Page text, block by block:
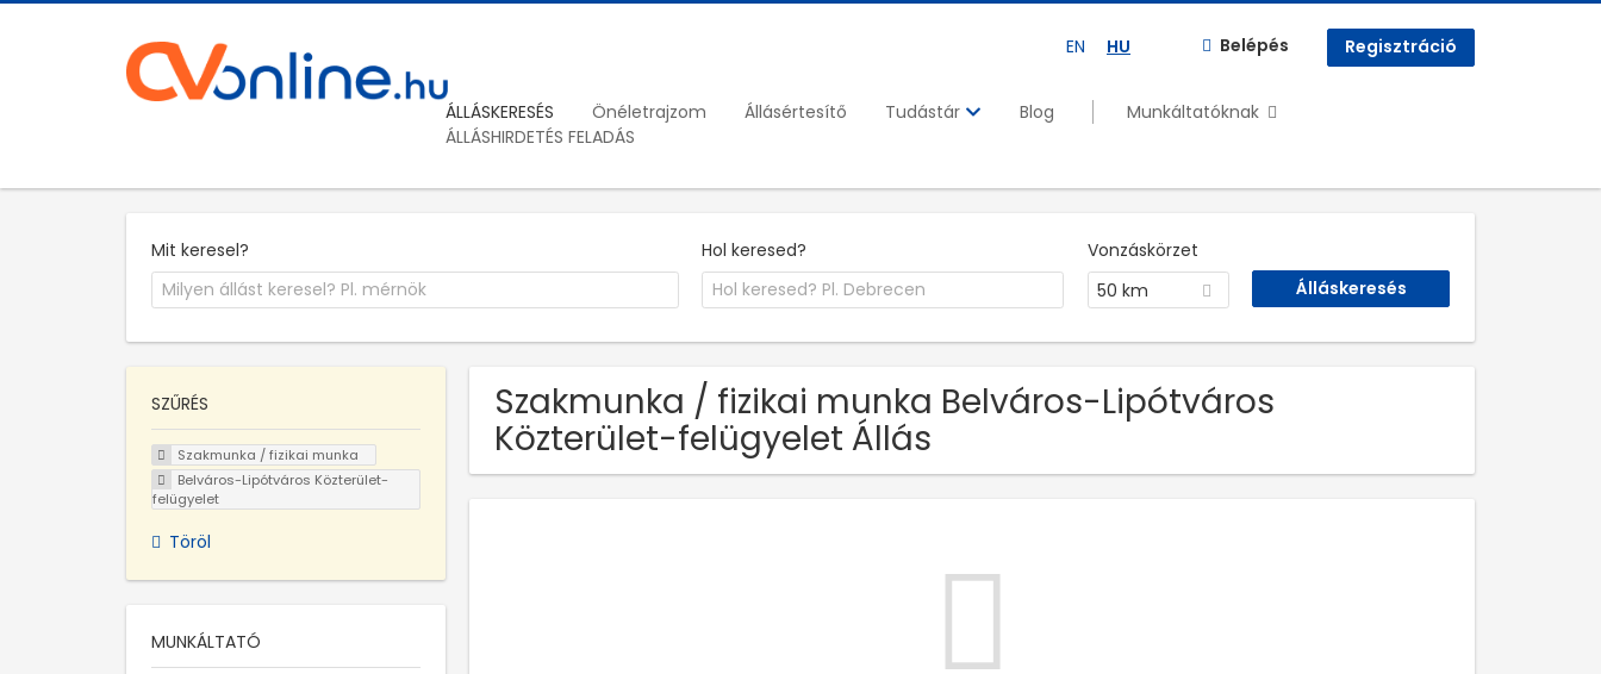
EN HU Belépés Regisztráció
ÁLLÁSKERESÉS Önéletrajzom Állásértesítő Tudástár Blog
Munkáltatóknak
ÁLLÁSHIRDETÉS FELADÁS
Mit keresel? Hol keresed?
Vonzáskörzet
50 km
Szakmunka / fizikai munka Belváros-Lipótváros
Közterület-felügyelet Állás
SZŰRÉS
Szakmunka / fizikai munka
Belváros-Lipótváros Közterület-
felügyelet
Töröl
MUNKÁLTATÓ